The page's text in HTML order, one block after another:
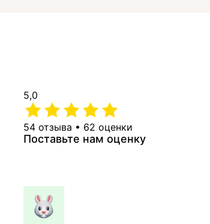
5,0
54 отзыва • 62 оценки
Поставьте нам оценку